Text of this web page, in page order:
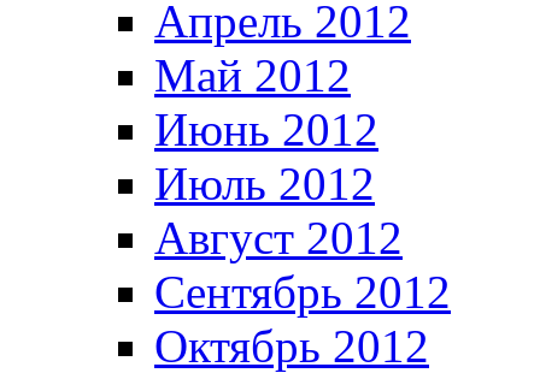
Апрель 2012
Май 2012
Июнь 2012
Июль 2012
Август 2012
Сентябрь 2012
Октябрь 2012